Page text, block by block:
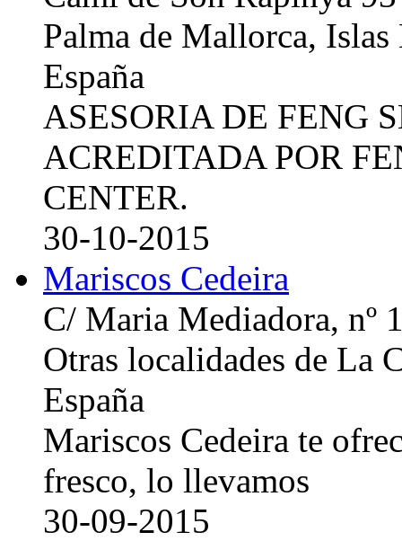
Palma de Mallorca, Islas
España
ASESORIA DE FENG
ACREDITADA POR
CENTER.
30-10-2015
Mariscos Cedeira
C/ Maria Mediadora, nº
Otras localidades de La
España
Mariscos Cedeira te
fresco, lo llevamos
30-09-2015